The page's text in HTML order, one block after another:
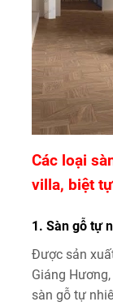
Các loại
villa, biệt tự
1. Sàn gỗ tự
Được sản
Giáng
sàn gỗ tự